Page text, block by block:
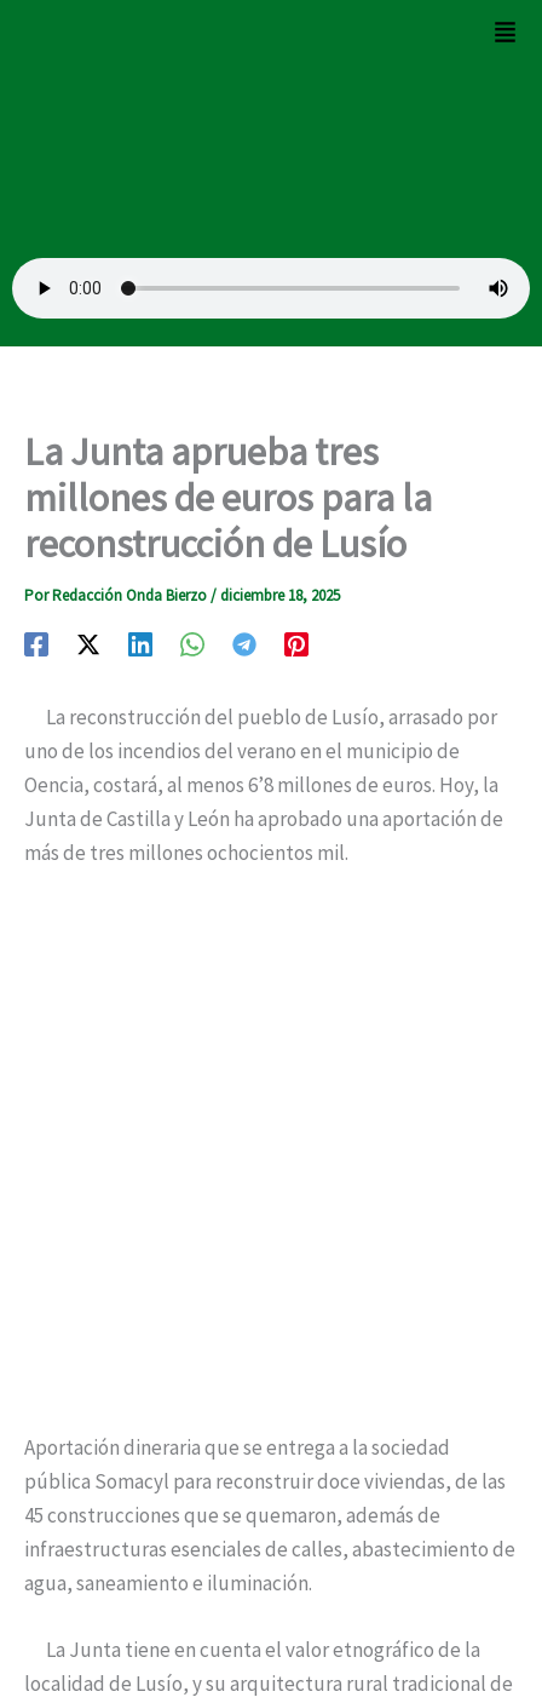
La Junta aprueba tres
millones de euros para la
reconstrucción de Lusío
PorRedacción Onda Bierzo/diciembre 18, 2025
La reconstrucción del pueblo de Lusío, arrasado por
uno de los incendios del verano en el municipio de
Oencia, costará, al menos 6’8 millones de euros. Hoy, la
Junta de Castilla y León ha aprobado una aportación de
más de tres millones ochocientos mil.
Aportación dineraria que se entrega a la sociedad
pública Somacyl para reconstruir doce viviendas, de las
45 construcciones que se quemaron, además de
infraestructuras esenciales de calles, abastecimiento de
agua, saneamiento e iluminación.
La Junta tiene en cuenta el valor etnográfico de la
localidad de Lusío, y su arquitectura rural tradicional de